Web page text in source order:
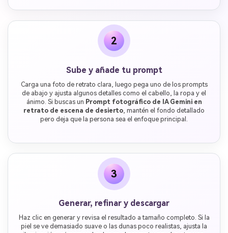
2
Sube y añade tu prompt
Carga una foto de retrato clara, luego pega uno de los prompts
de abajo y ajusta algunos detalles como el cabello, la ropa y el
ánimo. Si buscas un Prompt fotográfico de IA Gemini en
retrato de escena de desierto , mantén el fondo detallado
pero deja que la persona sea el enfoque principal.
3
Generar, refinar y descargar
Haz clic en generar y revisa el resultado a tamaño completo. Si la
piel se ve demasiado suave o las dunas poco realistas, ajusta la